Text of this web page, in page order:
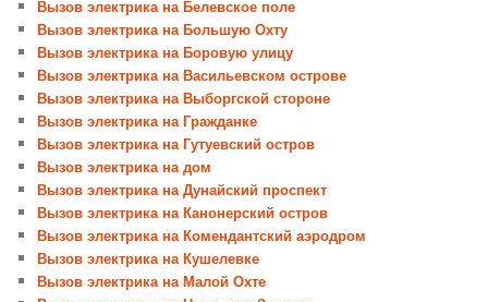
Вызов электрика на Белевское поле
Вызов электрика на Большую Охту
Вызов электрика на Боровую улицу
Вызов электрика на Васильевском острове
Вызов электрика на Выборгской стороне
Вызов электрика на Гражданке
Вызов электрика на Гутуевский остров
Вызов электрика на дом
Вызов электрика на Дунайский проспект
Вызов электрика на Канонерский остров
Вызов электрика на Комендантский аэродром
Вызов электрика на Кушелевке
Вызов электрика на Малой Охте